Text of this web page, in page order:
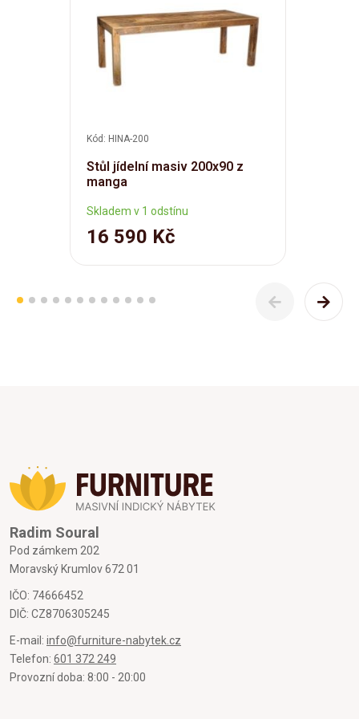
Kód: HINA-200
Stůl jídelní masiv 200x90 z
manga
Skladem v 1 odstínu
16 590 Kč
Radim Soural
Pod zámkem 202
Moravský Krumlov 672 01
IČO: 74666452
DIČ: CZ8706305245
E-mail: info@furniture-nabytek.cz
Telefon: 601 372 249
Provozní doba: 8:00 - 20:00